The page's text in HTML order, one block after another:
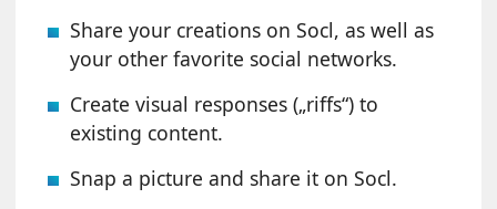
Share your creations on Socl, as well as
your other favorite social networks.
Create visual responses („riffs“) to
existing content.
Snap a picture and share it on Socl.